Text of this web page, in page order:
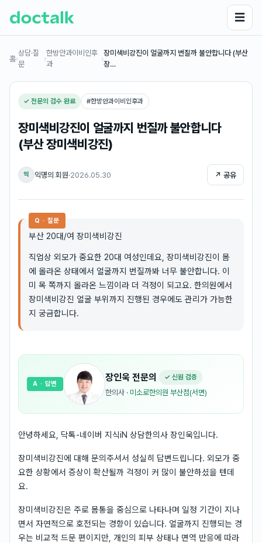
☰
홈›
상담·질
문
›
한방안과이비인후
과
›
장미색비강진이 얼굴까지 번질까 불안합니다 (부산
장…
✓ 전문의 검수 완료 #한방안과이비인후과
장미색비강진이 얼굴까지 번질까 불안합니다
(부산 장미색비강진)
익 익명의 회원·2026.05.30 ↗ 공유
Q · 질문
부산 20대/여 장미색비강진
직업상 외모가 중요한 20대 여성인데요, 장미색비강진이 몸
에 올라온 상태에서 얼굴까지 번질까봐 너무 불안합니다. 이
미 목 쪽까지 올라온 느낌이라 더 걱정이 되고요. 한의원에서
장미색비강진 얼굴 부위까지 진행된 경우에도 관리가 가능한
지 궁금합니다.
장인욱 전문의 ✓ 신원 검증
한의사 · 미소로한의원 부산점(서면)
A · 답변
안녕하세요, 닥톡-네이버 지식iN 상담한의사 장인욱입니다.
장미색비강진에 대해 문의주셔서 성실히 답변드립니다. 외모가 중
요한 상황에서 증상이 확산될까 걱정이 커 많이 불안하셨을 텐데
요.
장미색비강진은 주로 몸통을 중심으로 나타나며 일정 기간이 지나
면서 자연적으로 호전되는 경향이 있습니다. 얼굴까지 진행되는 경
우는 비교적 드문 편이지만, 개인의 피부 상태나 면역 반응에 따라